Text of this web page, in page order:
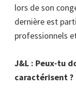
lors de son
dernière est
professionnels
J&L : Peux-tu
caractérisent ?